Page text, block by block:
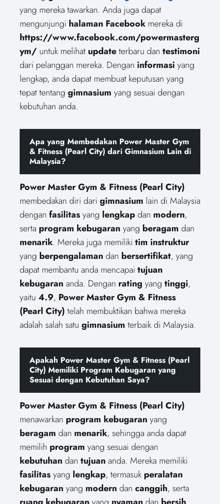
yang mereka tawarkan. Anda juga dapat
mengunjungi halaman Facebook mereka di
https://www.facebook.com/powermasterg
ym/ untuk melihat updateterbaru dan testimoni
dari pelanggan mereka. Dengan informasi yang
lengkap, anda dapat membuat keputusan yang
tepat tentang gimnasium yang sesuai dengan
kebutuhan anda.
Apa yang Membedakan Power Master Gym
& Fitness (Pearl City) dari Gimnasium Lain di
Malaysia?
Power Master Gym & Fitness (Pearl City)
membedakan diri dari gimnasium lain di Malaysia
dengan fasilitasyang lengkapdan modern,
serta program kebugaranyang beragam dan
menarik. Mereka juga memiliki tim instruktur
yang berpengalamandan bersertifikat, yang
dapat membantu anda mencapai tujuan
kebugarananda. Dengan rating yang tinggi,
yaitu 4.9, Power Master Gym & Fitness
(Pearl City) telah membuktikan bahwa mereka
adalah salah satu gimnasium terbaik di Malaysia.
Apakah Power Master Gym & Fitness (Pearl
City) Memiliki Program Kebugaran yang
Sesuai dengan Kebutuhan Saya?
Power Master Gym & Fitness (Pearl City)
menawarkan program kebugaranyang
beragam dan menarik, sehingga anda dapat
memilih program yang sesuai dengan
kebutuhandan tujuananda. Mereka memiliki
fasilitasyang lengkap, termasuk peralatan
kebugaranyang moderndan canggih, serta